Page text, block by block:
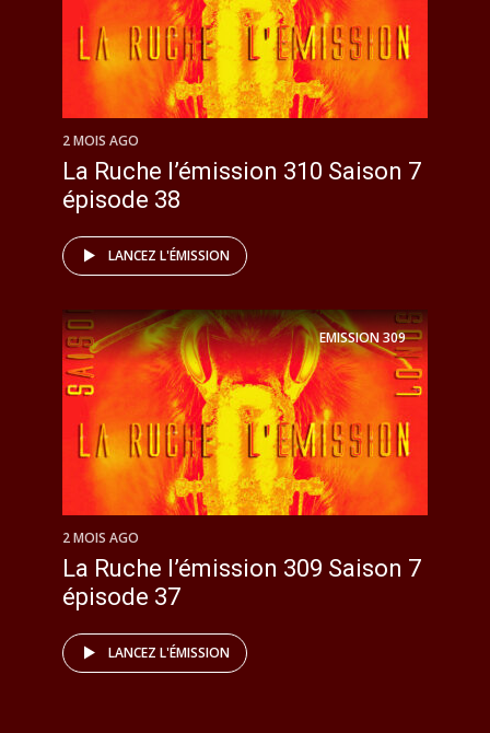
2 MOIS AGO
La Ruche l’émission 310 Saison 7
épisode 38
LANCEZ L'ÉMISSION
EMISSION309
2 MOIS AGO
La Ruche l’émission 309 Saison 7
épisode 37
LANCEZ L'ÉMISSION